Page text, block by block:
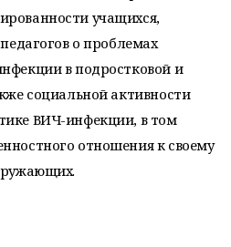
учащихся,
о проблемах
в подростковой и
социальной активности
ВИЧ-инфекции, в том
отношения к своему